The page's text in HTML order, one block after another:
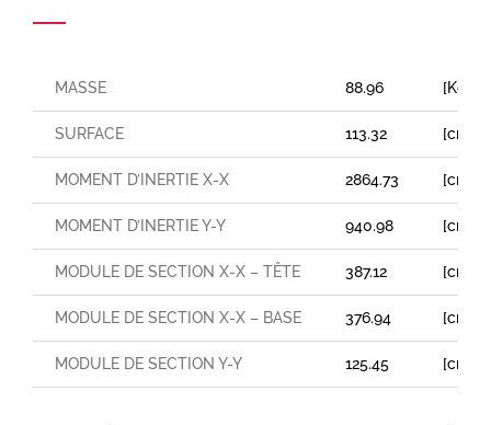
MASSE 88.96 [Kg/
SURFACE 113.32 [cm²]
MOMENT D’INERTIE X-X 2864.73 [cm⁴]
MOMENT D’INERTIE Y-Y 940.98 [cm⁴]
MODULE DE SECTION X-X – TÊTE 387.12 [cm³]
MODULE DE SECTION X-X – BASE 376.94 [cm³]
MODULE DE SECTION Y-Y 125.45 [cm³]